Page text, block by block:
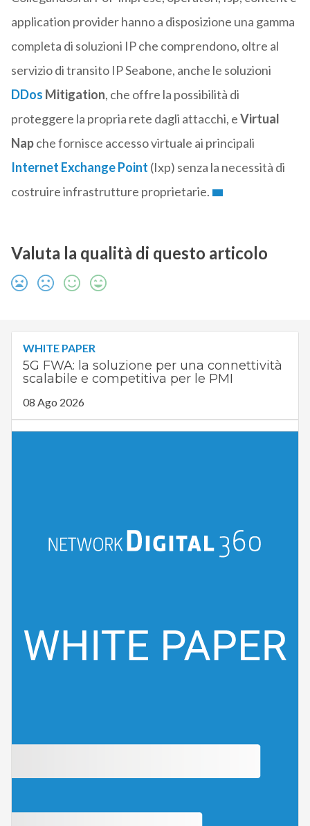
application provider hanno a disposizione una gamma
completa di soluzioni IP che comprendono, oltre al
servizio di transito IP Seabone, anche le soluzioni
DDos Mitigation, che offre la possibilità di
proteggere la propria rete dagli attacchi, eVirtual
Napche fornisce accesso virtuale ai principali
Internet Exchange Point (Ixp) senza la necessità di
costruire infrastrutture proprietarie.
Valuta la qualità di questo articolo
WHITE PAPER
5G FWA: la soluzione per una connettività
scalabile e competitiva per le PMI
08 Ago 2026